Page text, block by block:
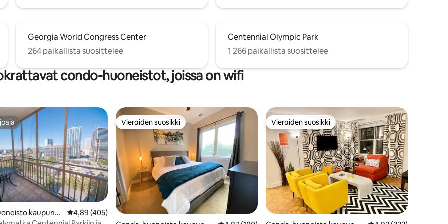
Georgia World Congress Center
264 paikallista suosittelee
Centennial Olympic Park
1 266 paikallista suosittelee
condo-huoneistot, joissa on wifi
5, 192 arvostelua
kaupungi
Keskimääräinen arvio 4,89/5, 405 arvostelua
4,89 (405)
Vieraiden suosikki
Vieraiden suosikki Vieraiden suosikki
Vieraiden suosikki